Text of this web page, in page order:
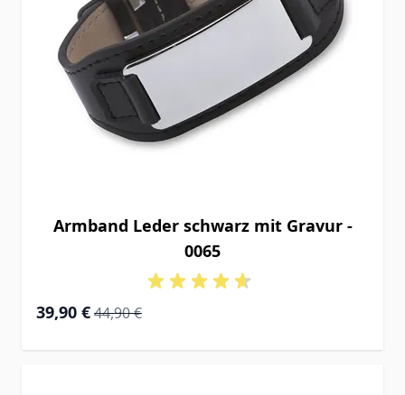
Armband Leder schwarz mit Gravur -
0065
Special Price
39,90 € Regular Price
44,90 €